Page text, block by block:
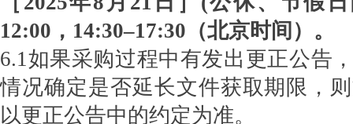
12:00，14:30–17:30（北京时间）。
6.1如果采购过程中有发出更正公告
情况确定是否延长文件获取期限，
以更正公告中的约定为准。